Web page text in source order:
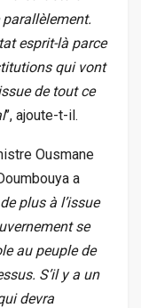
parallèlement.
esprit-là parce
qui vont
de tout ce
’’, ajoute-t-il.
Ousmane
a
plus à l’issue
se
au peuple de
S’il y a un
devra